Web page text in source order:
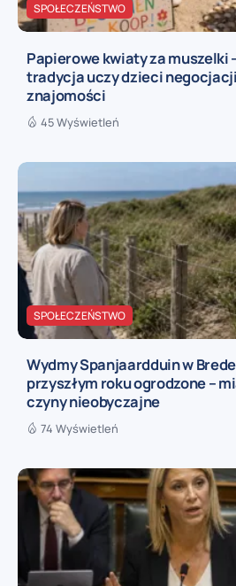
SPOŁECZEŃSTWO
Papierowe kwiaty za muszelki
tradycja uczy dzieci
znajomości
45 Wyświetleń
SPOŁECZEŃSTWO
Wydmy Spanjaardduin w
przyszłym roku ogrodzone –
czyny nieobyczajne
74 Wyświetleń